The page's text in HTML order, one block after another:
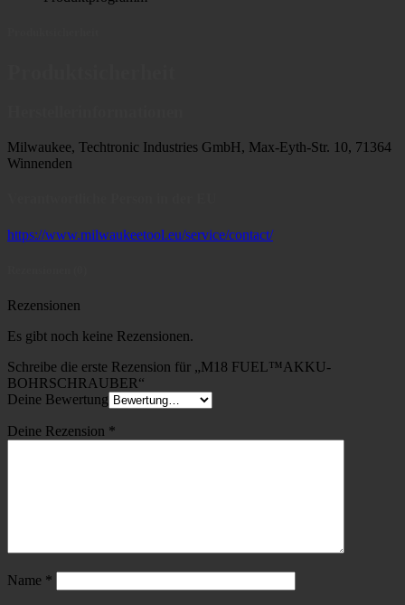
Milwaukee, Techtronic Industries GmbH, Max-Eyth-Str. 10, 71364
Winnenden
https://www.milwaukeetool.eu/service/contact/
Rezensionen
Es gibt noch keine Rezensionen.
Schreibe die erste Rezension für „M18 FUEL™AKKU-
BOHRSCHRAUBER“
Deine Bewertung
Deine Rezension *
Name *